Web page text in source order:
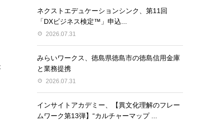
ネクストエデュケーションシンク、第11回
「DXビジネス検定™」申込...
2026.07.31
みらいワークス、徳島県徳島市の徳島信用金庫
と業務提携
2026.07.31
インサイトアカデミー、【異⽂化理解のフレー
ムワーク第13弾】“カルチャーマップ ...